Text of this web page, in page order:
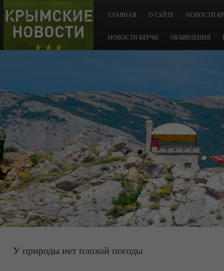
КРЫМСКИЕ
НОВОСТИ
ГЛАВНАЯ О САЙТЕ НОВОСТИ
НОВОСТИ КЕРЧИ ОБЪЯВЛЕНИЯ
У природы нет плохой погоды